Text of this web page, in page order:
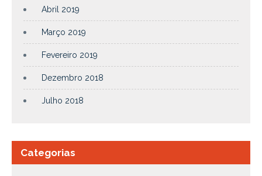
Abril 2019
Março 2019
Fevereiro 2019
Dezembro 2018
Julho 2018
Categorias